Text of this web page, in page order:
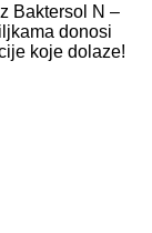
Baktersol N –
donosi
koje dolaze!